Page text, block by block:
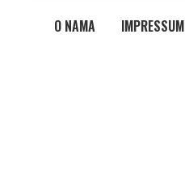
O NAMA IMPRESSUM